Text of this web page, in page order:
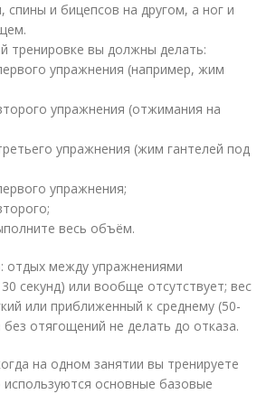
спины и бицепсов на другом, а ног и
тренировке вы должны делать:
упражнения (например, жим
упражнения (отжимания на
упражнения (жим гантелей под
упражнения;
весь объём.
между упражнениями
секунд) или вообще отсутствует; вес
или приближенный к среднему (50-
без отягощений не делать до отказа.
на одном занятии вы тренируете
основные базовые